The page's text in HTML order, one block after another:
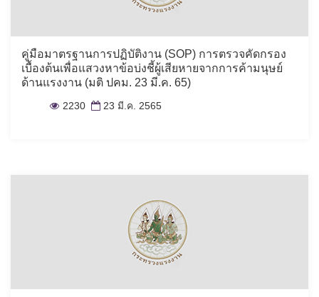
คู่มือมาตรฐานการปฏิบัติงาน (SOP) การตรวจคัดกรอง
เบื้องต้นเพื่อแสวงหาข้อบ่งชี้ผู้เสียหายจากการค้ามนุษย์
ด้านแรงงาน (มติ ปคม. 23 มี.ค. 65)
2230 23 มี.ค. 2565